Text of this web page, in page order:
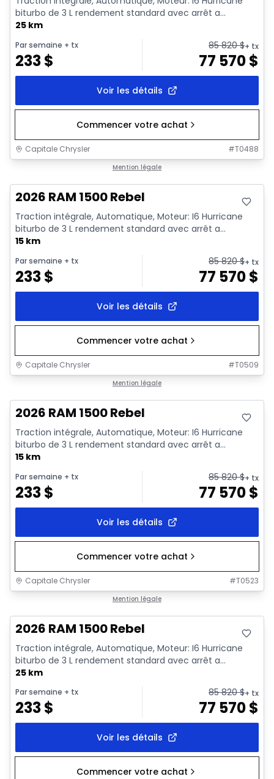
biturbo de 3 L rendement standard avec arrêt a...
25 km
Par semaine + tx
233$
85 820$+ tx
77 570$
Voir les détails
Commencer votre achat
Capitale Chrysler #T0488
Mention légale
2026 RAM 1500 Rebel
Traction intégrale, Automatique, Moteur: I6 Hurricane
biturbo de 3 L rendement standard avec arrêt a...
15 km
Par semaine + tx
233$
85 820$+ tx
77 570$
Voir les détails
Commencer votre achat
Capitale Chrysler #T0509
Mention légale
2026 RAM 1500 Rebel
Traction intégrale, Automatique, Moteur: I6 Hurricane
biturbo de 3 L rendement standard avec arrêt a...
15 km
Par semaine + tx
233$
85 820$+ tx
77 570$
Voir les détails
Commencer votre achat
Capitale Chrysler #T0523
Mention légale
2026 RAM 1500 Rebel
Traction intégrale, Automatique, Moteur: I6 Hurricane
biturbo de 3 L rendement standard avec arrêt a...
25 km
Par semaine + tx
233$
85 820$+ tx
77 570$
Voir les détails
Commencer votre achat